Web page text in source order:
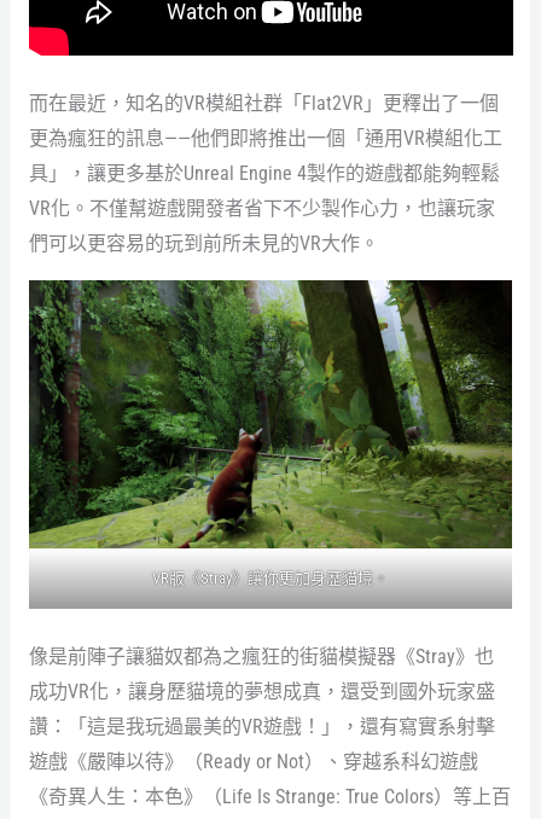
而在最近，知名的VR模組社群「Flat2VR」更釋出了一個
更為瘋狂的訊息——他們即將推出一個「通用VR模組化工
具」，讓更多基於Unreal Engine 4製作的遊戲都能夠輕鬆
VR化。不僅幫遊戲開發者省下不少製作心力，也讓玩家
們可以更容易的玩到前所未見的VR大作。
VR版《Stray》讓你更加身歷貓境。
像是前陣子讓貓奴都為之瘋狂的街貓模擬器《Stray》也
成功VR化，讓身歷貓境的夢想成真，還受到國外玩家盛
讚：「這是我玩過最美的VR遊戲！」，還有寫實系射擊
遊戲《嚴陣以待》（Ready or Not）、穿越系科幻遊戲
《奇異人生：本色》（Life Is Strange: True Colors）等上百